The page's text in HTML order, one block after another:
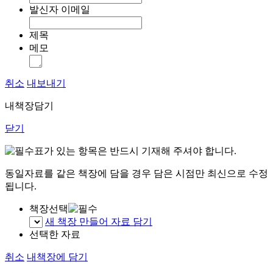
발신자 이메일
제목
메모
취소 내보내기
내책장담기
닫기
표가 있는 항목은 반드시 기재해 주셔야 합니다.
동일자료를 같은 책장에 담을 경우 담은 시점만 최신으로 수정
됩니다.
책장선택
새 책장 만들어 자료 담기
선택한 자료
취소 내책장에 담기